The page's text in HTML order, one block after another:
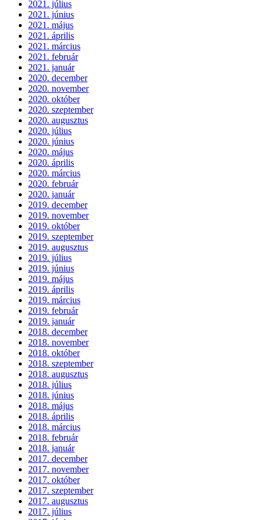
2021. július
2021. június
2021. május
2021. április
2021. március
2021. február
2021. január
2020. december
2020. november
2020. október
2020. szeptember
2020. augusztus
2020. július
2020. június
2020. május
2020. április
2020. március
2020. február
2020. január
2019. december
2019. november
2019. október
2019. szeptember
2019. augusztus
2019. július
2019. június
2019. május
2019. április
2019. március
2019. február
2019. január
2018. december
2018. november
2018. október
2018. szeptember
2018. augusztus
2018. július
2018. június
2018. május
2018. április
2018. március
2018. február
2018. január
2017. december
2017. november
2017. október
2017. szeptember
2017. augusztus
2017. július